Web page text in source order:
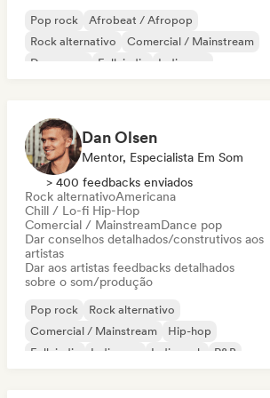
Pop rock
Afrobeat / Afropop
Rock alternativo
Comercial / Mainstream
Dance pop
Folk indie
Indie pop
Dan Olsen
Mentor, Especialista Em Som
> 400 feedbacks enviados
Rock alternativoAmericana
Chill / Lo-fi Hip-Hop
Comercial / MainstreamDance pop
Dar conselhos detalhados/construtivos aos
artistas
Dar aos artistas feedbacks detalhados
sobre o som/produção
Pop rock
Rock alternativo
Comercial / Mainstream
Hip-hop
Folk indie
Indie pop Indie rock R&B